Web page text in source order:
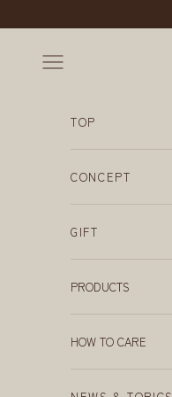
メニューを開く
TOP
CONCEPT
GIFT
PRODUCTS
HOW TO CARE